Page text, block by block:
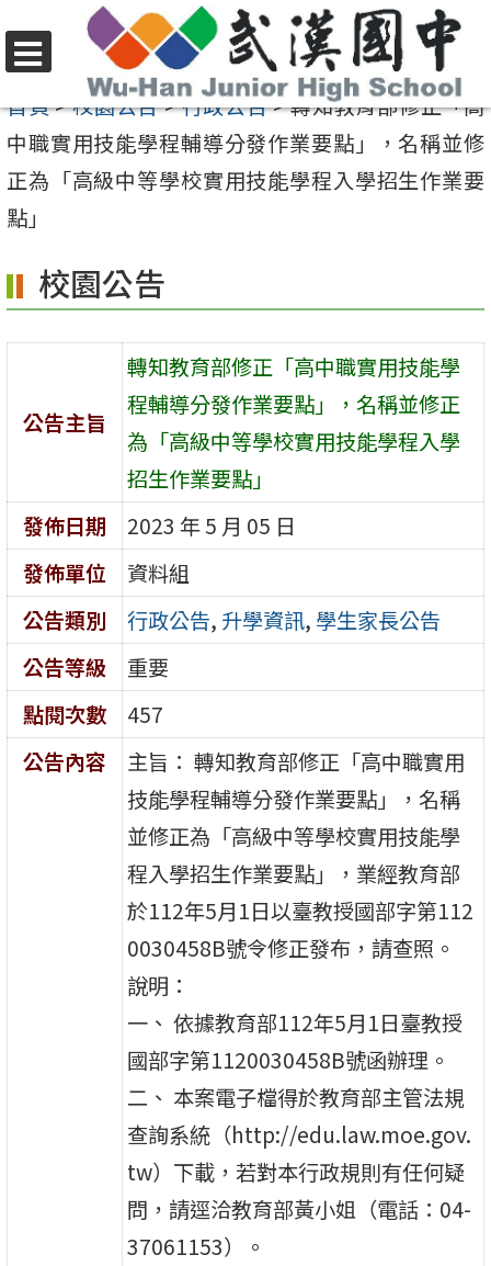
至
要
內
容
選
單
首頁>校園公告>行政公告>轉知教育部修正「高
中職實用技能學程輔導分發作業要點」，名稱並修
正為「高級中等學校實用技能學程入學招生作業要
點」
校園公告
公告主旨
轉知教育部修正「高中職實用技能學
程輔導分發作業要點」，名稱並修正
為「高級中等學校實用技能學程入學
招生作業要點」
發佈日期
2023 年 5 月 05 日
發佈單位
資料組
公告類別
行政公告, 升學資訊, 學生家長公告
公告等級
重要
點閱次數
457
公告內容
主旨： 轉知教育部修正「高中職實用
技能學程輔導分發作業要點」，名稱
並修正為「高級中等學校實用技能學
程入學招生作業要點」，業經教育部
於112年5月1日以臺教授國部字第112
0030458B號令修正發布，請查照。
說明：
一、 依據教育部112年5月1日臺教授
國部字第1120030458B號函辦理。
二、 本案電子檔得於教育部主管法規
查詢系統（http://edu.law.moe.gov.
tw）下載，若對本行政規則有任何疑
問，請逕洽教育部黃小姐（電話：04-
37061153）。